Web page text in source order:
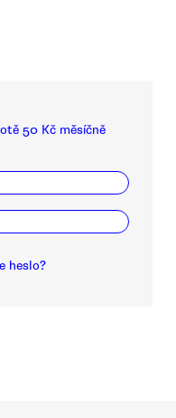
50 Kč měsíčně
heslo?